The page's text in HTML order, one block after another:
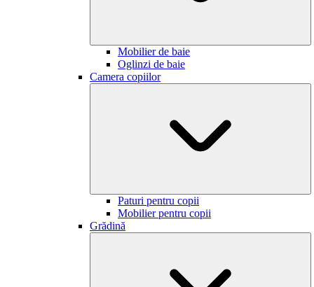
Mobilier de baie
Oglinzi de baie
Camera copiilor
Paturi pentru copii
Mobilier pentru copii
Grădină